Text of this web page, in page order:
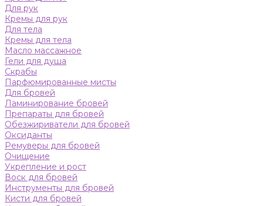
Для рук
Кремы для рук
Для тела
Кремы для тела
Масло массажное
Гели для душа
Скрабы
Парфюмированные мисты
Для бровей
Ламинирование бровей
Препараты для бровей
Обезжириватели для бровей
Оксиданты
Ремуверы для бровей
Очищение
Укрепление и рост
Воск для бровей
Инструменты для бровей
Кисти для бровей